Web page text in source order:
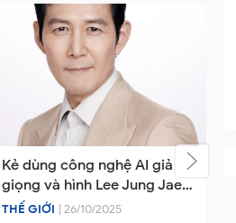
Ca sĩ Lâm Hùng: Từ một anh
lái tàu nghèo vụt sáng thành
ca sĩ nhờ ân nhân
SAO | 31/07/2023